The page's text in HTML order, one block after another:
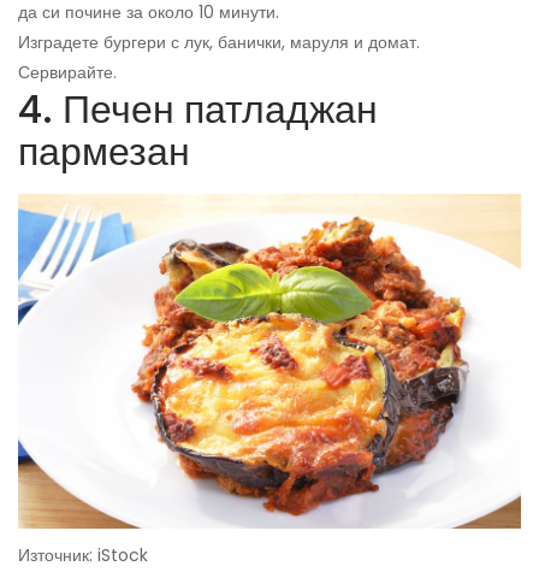
да си почине за около 10 минути.
Изградете бургери с лук, банички, маруля и домат.
Сервирайте.
4. Печен патладжан
пармезан
Източник: iStock